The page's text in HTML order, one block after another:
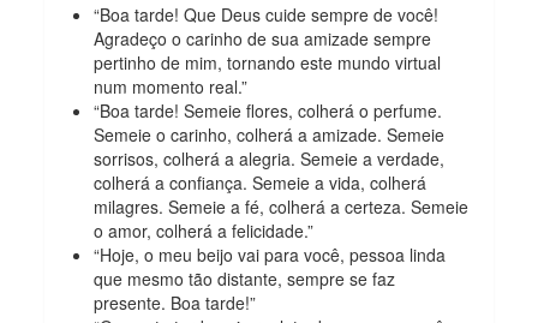
“Boa tarde! Que Deus cuide sempre de você!
Agradeço o carinho de sua amizade sempre
pertinho de mim, tornando este mundo virtual
num momento real.”
“Boa tarde! Semeie flores, colherá o perfume.
Semeie o carinho, colherá a amizade. Semeie
sorrisos, colherá a alegria. Semeie a verdade,
colherá a confiança. Semeie a vida, colherá
milagres. Semeie a fé, colherá a certeza. Semeie
o amor, colherá a felicidade.”
“Hoje, o meu beijo vai para você, pessoa linda
que mesmo tão distante, sempre se faz
presente. Boa tarde!”